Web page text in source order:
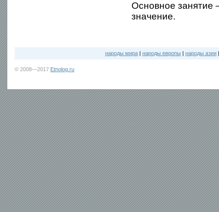
Основное занятие
значение.
народы мира | народы европы | народы азии
© 2008—2017 Etnolog.ru